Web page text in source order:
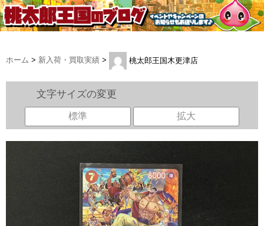
ホーム > 新入荷・買取実績 > 桃太郎王国木更津店
文字サイズの変更
標準 拡大